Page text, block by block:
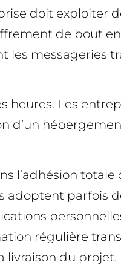
doit exploiter
de bout
messageries
heures. Les
d’un
l’adhésion
parfois
régulière
livraison du projet.